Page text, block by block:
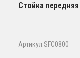
Стойка
Артикул:SFC0800